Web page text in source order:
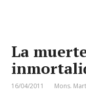
La
16/04/2011 Mons.